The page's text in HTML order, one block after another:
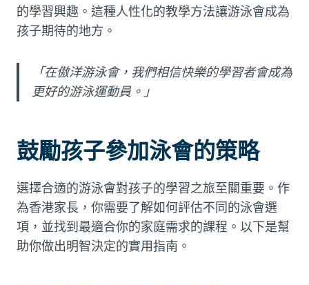
的學習興趣。這種人性化的教學方法讓游泳會成為
孩子期待的地方。
「在傲洋游泳會，我們相信快樂的學習者會成為
更好的游泳運動員。」
鼓勵孩子參加泳會的策略
選擇合適的游泳會對孩子的學習之旅至關重要。作
為香港家長，你需要了解如何評估不同的泳會選
項，並找到最適合你的家庭需求的課程。以下是幫
助你做出明智決定的實用指南。